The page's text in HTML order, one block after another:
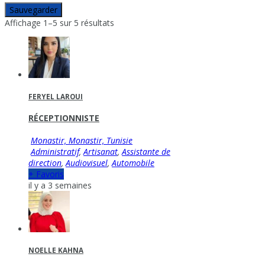
Sauvegarder
Affichage 1–5 sur 5 résultats
FERYEL LAROUI
RÉCEPTIONNISTE
Monastir, Monastir, Tunisie
Administratif, Artisanat, Assistante de
direction, Audiovisuel, Automobile
+ Favoris
il y a 3 semaines
NOELLE KAHNA